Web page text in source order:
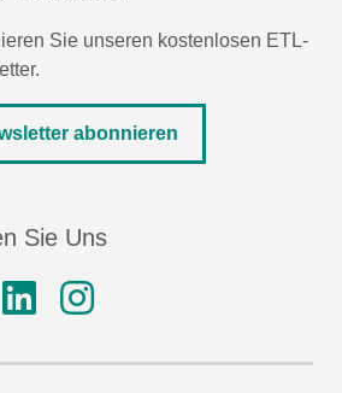
Sie unseren kostenlosen ETL-
abonnieren
Sie Uns